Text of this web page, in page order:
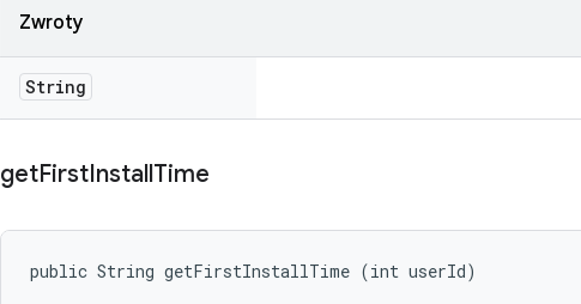
Zwroty
String
getFirstInstallTime
public String getFirstInstallTime (int userId)